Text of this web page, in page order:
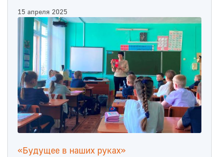
15 апреля 2025
«Будущее в наших руках»